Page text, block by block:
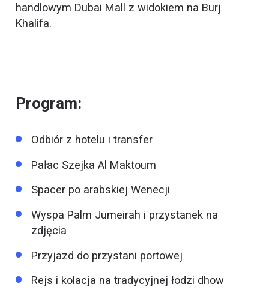
handlowym Dubai Mall z widokiem na Burj
Khalifa.
Program:
Odbiór z hotelu i transfer
Pałac Szejka Al Maktoum
Spacer po arabskiej Wenecji
Wyspa Palm Jumeirah i przystanek na
zdjęcia
Przyjazd do przystani portowej
Rejs i kolacja na tradycyjnej łodzi dhow